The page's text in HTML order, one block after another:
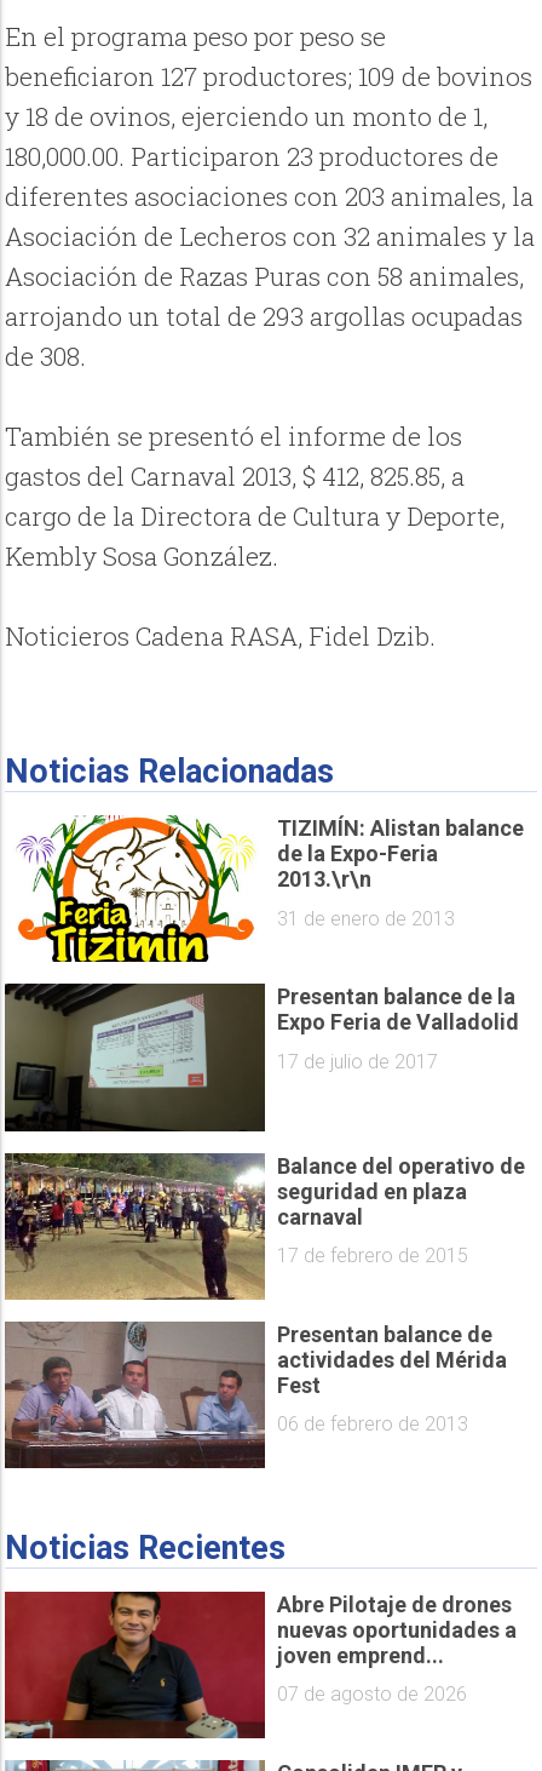
En el programa peso por peso se
beneficiaron 127 productores; 109 de bovinos
y 18 de ovinos, ejerciendo un monto de 1,
180,000.00. Participaron 23 productores de
diferentes asociaciones con 203 animales, la
Asociación de Lecheros con 32 animales y la
Asociación de Razas Puras con 58 animales,
arrojando un total de 293 argollas ocupadas
de 308.
También se presentó el informe de los
gastos del Carnaval 2013, $ 412, 825.85, a
cargo de la Directora de Cultura y Deporte,
Kembly Sosa González.
Noticieros Cadena RASA, Fidel Dzib.
Noticias Relacionadas
TIZIMÍN: Alistan balance
de la Expo-Feria
2013.\r\n
31 de enero de 2013
Presentan balance de la
Expo Feria de Valladolid
17 de julio de 2017
Balance del operativo de
seguridad en plaza
carnaval
17 de febrero de 2015
Presentan balance de
actividades del Mérida
Fest
06 de febrero de 2013
Noticias Recientes
Abre Pilotaje de drones
nuevas oportunidades a
joven emprend...
07 de agosto de 2026